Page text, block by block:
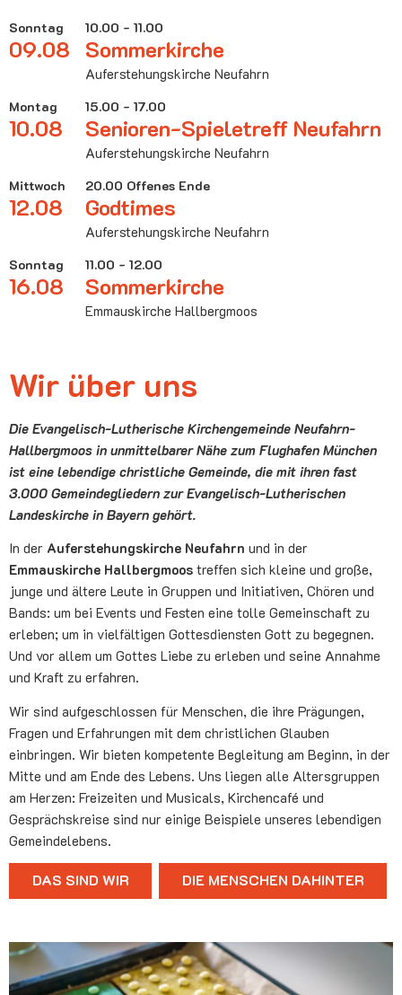
Sonntag 10.00 - 11.00
09.08 Sommerkirche
Auferstehungskirche Neufahrn
Montag 15.00 - 17.00
10.08 Senioren-Spieletreff Neufahrn
Auferstehungskirche Neufahrn
Mittwoch 20.00 Offenes Ende
12.08 Godtimes
Auferstehungskirche Neufahrn
Sonntag 11.00 - 12.00
16.08 Sommerkirche
Emmauskirche Hallbergmoos
Wir über uns
Die Evangelisch-Lutherische Kirchengemeinde Neufahrn-
Hallbergmoos in unmittelbarer Nähe zum Flughafen München
ist eine lebendige christliche Gemeinde, die mit ihren fast
3.000 Gemeindegliedern zur Evangelisch-Lutherischen
Landeskirche in Bayern gehört.
In der Auferstehungskirche Neufahrn und in der
Emmauskirche Hallbergmoos treffen sich kleine und große,
junge und ältere Leute in Gruppen und Initiativen, Chören und
Bands: um bei Events und Festen eine tolle Gemeinschaft zu
erleben; um in vielfältigen Gottesdiensten Gott zu begegnen.
Und vor allem um Gottes Liebe zu erleben und seine Annahme
und Kraft zu erfahren.
Wir sind aufgeschlossen für Menschen, die ihre Prägungen,
Fragen und Erfahrungen mit dem christlichen Glauben
einbringen. Wir bieten kompetente Begleitung am Beginn, in der
Mitte und am Ende des Lebens. Uns liegen alle Altersgruppen
am Herzen: Freizeiten und Musicals, Kirchencafé und
Gesprächskreise sind nur einige Beispiele unseres lebendigen
Gemeindelebens.
DAS SIND WIR DIE MENSCHEN DAHINTER